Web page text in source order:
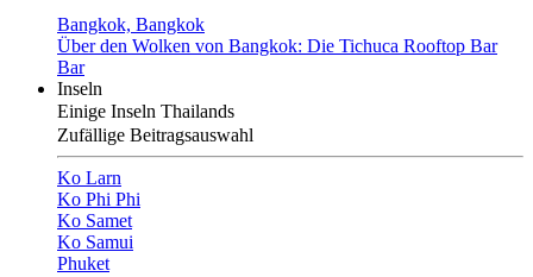
Bangkok, Bangkok
Über den Wolken von Bangkok: Die Tichuca Rooftop Bar
Bar
Inseln
Einige Inseln Thailands
Zufällige Beitragsauswahl
Ko Larn
Ko Phi Phi
Ko Samet
Ko Samui
Phuket